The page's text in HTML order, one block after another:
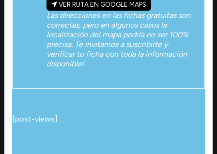
VER RUTA EN GOOGLE MAPS
Las direcciones en las fichas gratuitas son
correctas, pero en algunos casos la
localización del mapa podría no ser 100%
precisa. Te invitamos a suscribirte y
verificar tu ficha con toda la información
disponible!
[post-views]